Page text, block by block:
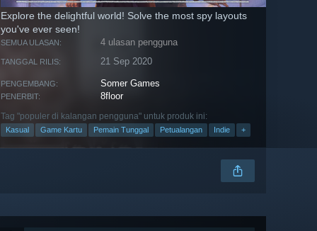
Explore the delightful world! Solve the most spy layouts
you've ever seen!
SEMUA ULASAN: 4 ulasan pengguna
TANGGAL RILIS: 21 Sep 2020
PENGEMBANG: Somer Games
PENERBIT: 8floor
Tag "populer di kalangan pengguna" untuk produk ini:
Kasual Game Kartu Pemain Tunggal Petualangan Indie +